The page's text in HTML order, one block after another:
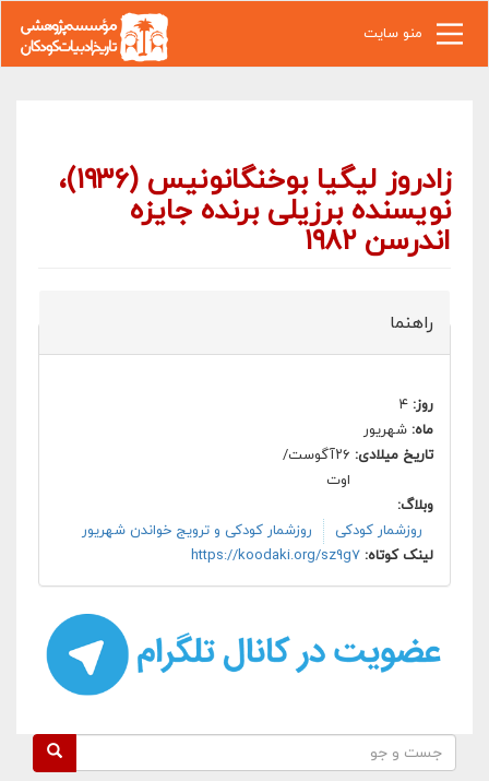
منو سایت
زادروز لیگیا بوخنگانونیس (۱۹۳۶)،
نویسنده برزیلی برنده جایزه
اندرسن ۱۹۸۲
راهنما
روز: ۴
ماه: شهریور
تاریخ میلادی:
۲۶آگوست/
اوت
وبلاگ:
روزشمار کودکی
روزشمار کودکی و ترویج خواندن شهریور
لینک کوتاه: https://koodaki.org/sz9g7
فرم جستجو